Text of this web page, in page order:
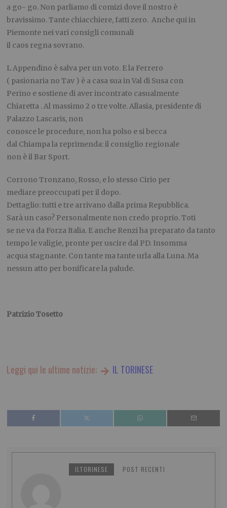
a go- go. Non parliamo di comizi dove il nostro è
bravissimo. Tante chiacchiere, fatti zero. Anche qui in
Piemonte nei vari consigli comunali
il caos regna sovrano.
L Appendino è salva per un voto. E la Ferrero
( pasionaria no Tav ) è a casa sua in Val di Susa con
Perino e sostiene di aver incontrato casualmente
Chiaretta . Al massimo 2 o tre volte. Allasia, presidente di
Palazzo Lascaris, non
conosce le procedure, non ha polso e si becca
dal Chiampa la reprimenda: il consiglio regionale
non è il Bar Sport.
Corrono Tronzano, Rosso, e lo stesso Cirio per
mediare preoccupati per il dopo.
Dettaglio: tutti e tre arrivano dalla prima Repubblica.
Sarà un caso? Personalmente non credo proprio. Toti
se ne va da Forza Italia. E anche Renzi ha preparato da tanto
tempo le valigie, pronte per uscire dal PD. Insomma
acqua stagnante. Con tante ma tante urla alla Luna. Ma
nessun atto per bonificare la palude.
Patrizio Tosetto
Leggi qui le ultime notizie: IL TORINESE
ILTORINESE POST RECENTI